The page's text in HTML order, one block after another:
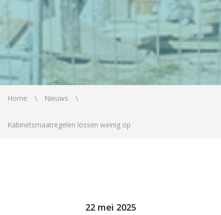
Home Nieuws
Kabinetsmaatregelen lossen weinig op
22 mei 2025